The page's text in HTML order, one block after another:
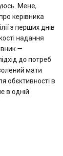
Мене,
керівника
з перших днів
надання
—
до потреб
мати
обєктивності в
в одній